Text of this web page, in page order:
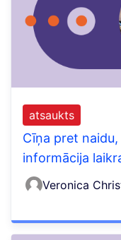
Cīņa pret
informācija
atsaukts
Veronica